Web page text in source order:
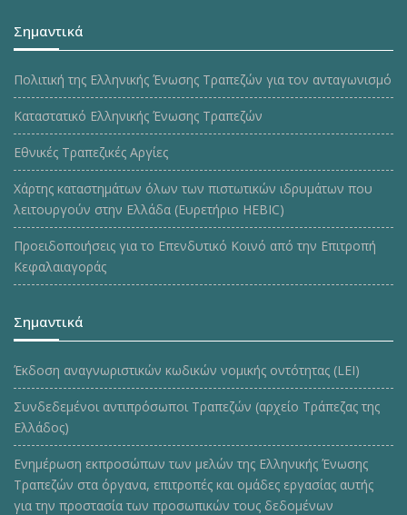
Σημαντικά
Πολιτική της Ελληνικής Ένωσης Τραπεζών για τον ανταγωνισμό
Καταστατικό Ελληνικής Ένωσης Τραπεζών
Εθνικές Τραπεζικές Αργίες
Χάρτης καταστημάτων όλων των πιστωτικών ιδρυμάτων που
λειτουργούν στην Ελλάδα (Ευρετήριο HEBIC)
Προειδοποιήσεις για το Επενδυτικό Κοινό από την Επιτροπή
Κεφαλαιαγοράς
Σημαντικά
Έκδοση αναγνωριστικών κωδικών νομικής οντότητας (LEI)
Συνδεδεμένοι αντιπρόσωποι Τραπεζών (αρχείο Τράπεζας της
Ελλάδος)
Ενημέρωση εκπροσώπων των μελών της Ελληνικής Ένωσης
Τραπεζών στα όργανα, επιτροπές και ομάδες εργασίας αυτής
για την προστασία των προσωπικών τους δεδομένων